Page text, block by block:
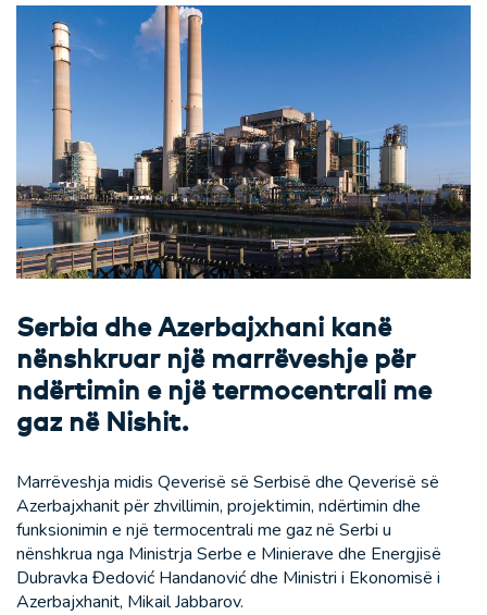
Serbia dhe Azerbajxhani kanë
nënshkruar një marrëveshje për
ndërtimin e një termocentrali me
gaz në Nishit.
Marrëveshja midis Qeverisë së Serbisë dhe Qeverisë së
Azerbajxhanit për zhvillimin, projektimin, ndërtimin dhe
funksionimin e një termocentrali me gaz në Serbi u
nënshkrua nga Ministrja Serbe e Minierave dhe Energjisë
Dubravka Đedović Handanović dhe Ministri i Ekonomisë i
Azerbajxhanit, Mikail Jabbarov.